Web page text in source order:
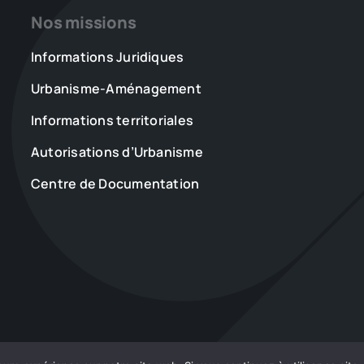
flammes » :
douloureuse
des
de
Biscarrosse
tout
perdu »,
témoigne
Soulage,
à
Biscarrosse
Nos missions
Informations Juridiques
Urbanisme-Aménagement
Informations territoriales
Autorisations d’Urbanisme
Centre de Documentation